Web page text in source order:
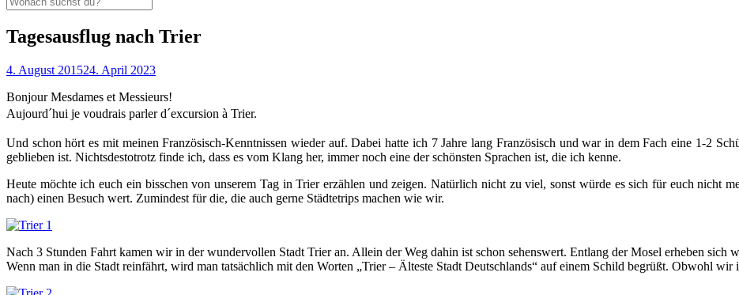
Tagesausflug nach Trier
4. August 201524. April 2023
Bonjour Mesdames et Messieurs!
Aujourd´hui je voudrais parler d´excursion à Trier.
Und schon hört es mit meinen Französisch-Kenntnissen wieder auf. Dabei hatte ich 7 Jahre lang Französisch und war in dem Fach eine 1-2
geblieben ist. Nichtsdestotrotz finde ich, dass es vom Klang her, immer noch eine der schönsten Sprachen ist, die ich kenne.
Heute möchte ich euch ein bisschen von unserem Tag in Trier erzählen und zeigen. Natürlich nicht zu viel, sonst würde es sich für euch nicht
nach) einen Besuch wert. Zumindest für die, die auch gerne Städtetrips machen wie wir.
Nach 3 Stunden Fahrt kamen wir in der wundervollen Stadt Trier an. Allein der Weg dahin ist schon sehenswert. Entlang der Mosel erheben sich
Wenn man in die Stadt reinfährt, wird man tatsächlich mit den Worten „Trier – Älteste Stadt Deutschlands“ auf einem Schild begrüßt. Obwohl wir